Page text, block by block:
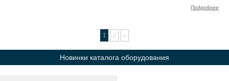
Подробнее
1 2 »
Новинки каталога оборудования